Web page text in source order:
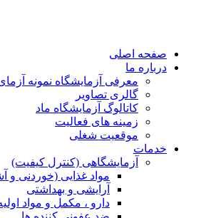
صفحه اصلی
درباره ما
معرفی آزمایشگاه نمونه
گالری تصاویر
کاتالوگ آزمایشگاه ماد
زمینه های فعالیت
موقعیت شغلی
خدمات
آزمایشگاهی (کنترل کیفیت)
مواد غذایی (خوردنی و
آرایشی و بهداشتی
دارو ، مکمل و مواد